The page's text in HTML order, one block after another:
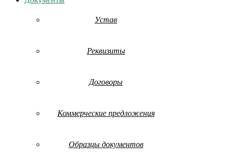
Устав
Реквизиты
Договоры
Коммерческие предложения
Образцы документов